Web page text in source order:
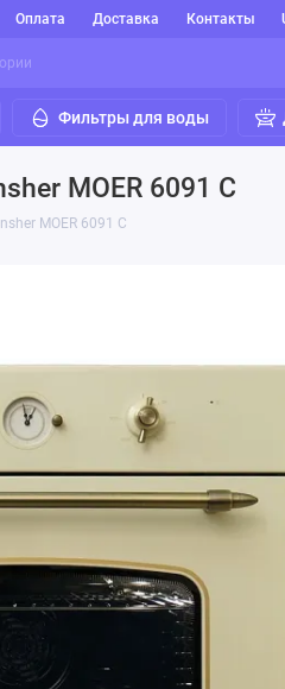
Оплата Доставка Контакты
Фильтры для воды
MOER 6091 C
MOER 6091 C